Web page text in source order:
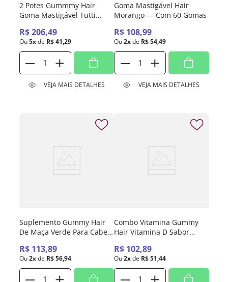
2 Potes Gummmy Hair
Goma Mastigável Tutti
R$ 206,49
Ou 5x de R$ 41,29
VEJA MAIS DETALHES
Goma Mastigável Hair
Morango — Com 60 Gomas
R$ 108,99
Ou2xde R$54,49
VEJA MAIS DETALHES
Suplemento Gummy Hair
De Maça Verde Para Cabelo
R$ 113,89
Ou 2x de R$ 56,94
Combo Vitamina Gummy
Hair Vitamina D Sabor
C Sabor Tangerina
R$ 102,89
Ou2xde R$51,44